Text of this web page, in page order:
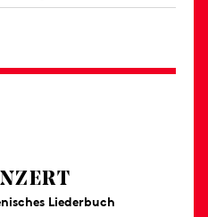
Liederbuch